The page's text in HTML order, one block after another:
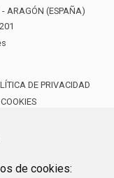
de cookies:
- ARAGÓN (ESPAÑA)
DE PRIVACIDAD